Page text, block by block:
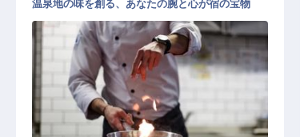
温泉地の味を創る、あなたの腕と心が宿の宝物